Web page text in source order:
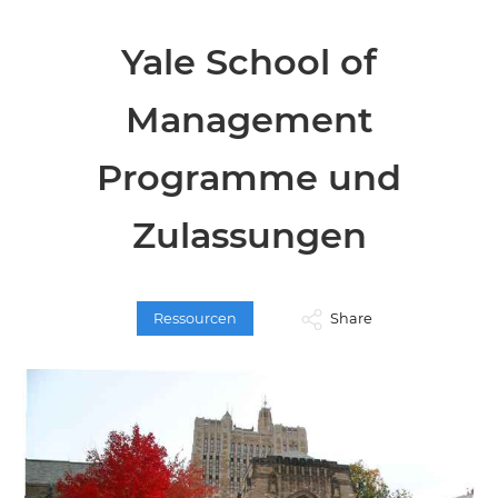
Yale School of
Management
Programme und
Zulassungen
Ressourcen Share